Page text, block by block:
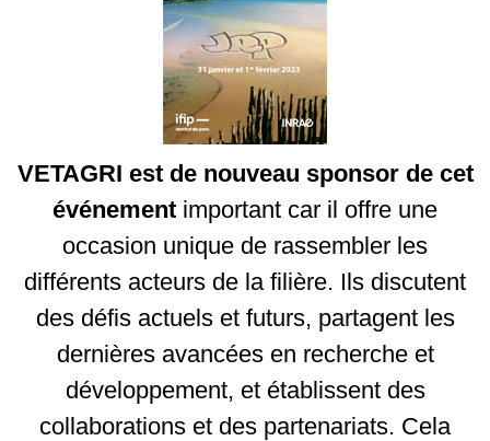
VETAGRI est de nouveau sponsor de cet
événement important car il offre une
occasion unique de rassembler les
différents acteurs de la filière. Ils discutent
des défis actuels et futurs, partagent les
dernières avancées en recherche et
développement, et établissent des
collaborations et des partenariats. Cela